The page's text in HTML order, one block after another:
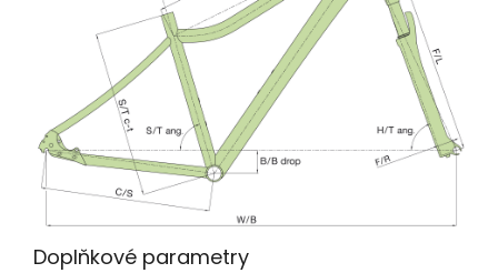
Doplňkové parametry